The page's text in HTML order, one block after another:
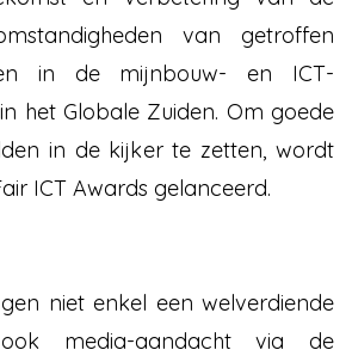
van getroffen
in de mijnbouw- en ICT-
het Globale Zuiden. Om goede
in de kijker te zetten, wordt
ICT Awards gelanceerd.
niet enkel een welverdiende
media-aandacht via de